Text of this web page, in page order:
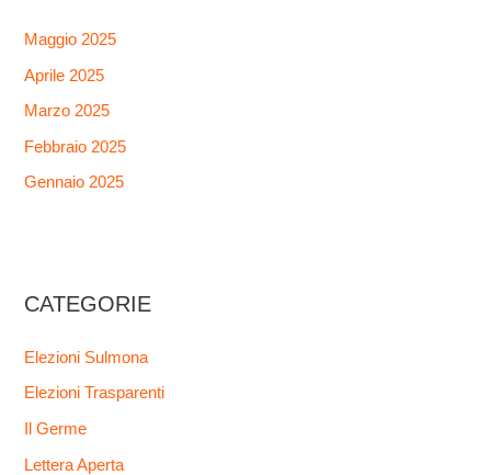
Maggio 2025
Aprile 2025
Marzo 2025
Febbraio 2025
Gennaio 2025
CATEGORIE
Elezioni Sulmona
Elezioni Trasparenti
Il Germe
Lettera Aperta